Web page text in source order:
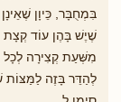
בִּמְחֻבָּר, כֵּיוָן
שֶׁיֶשׁ בָּהֶן עוֹד קְצָת
מִשְּׁעַת קְצִירָה לְכָל
לְהַדֵּר בָּזֶה לַמַּצּוֹת